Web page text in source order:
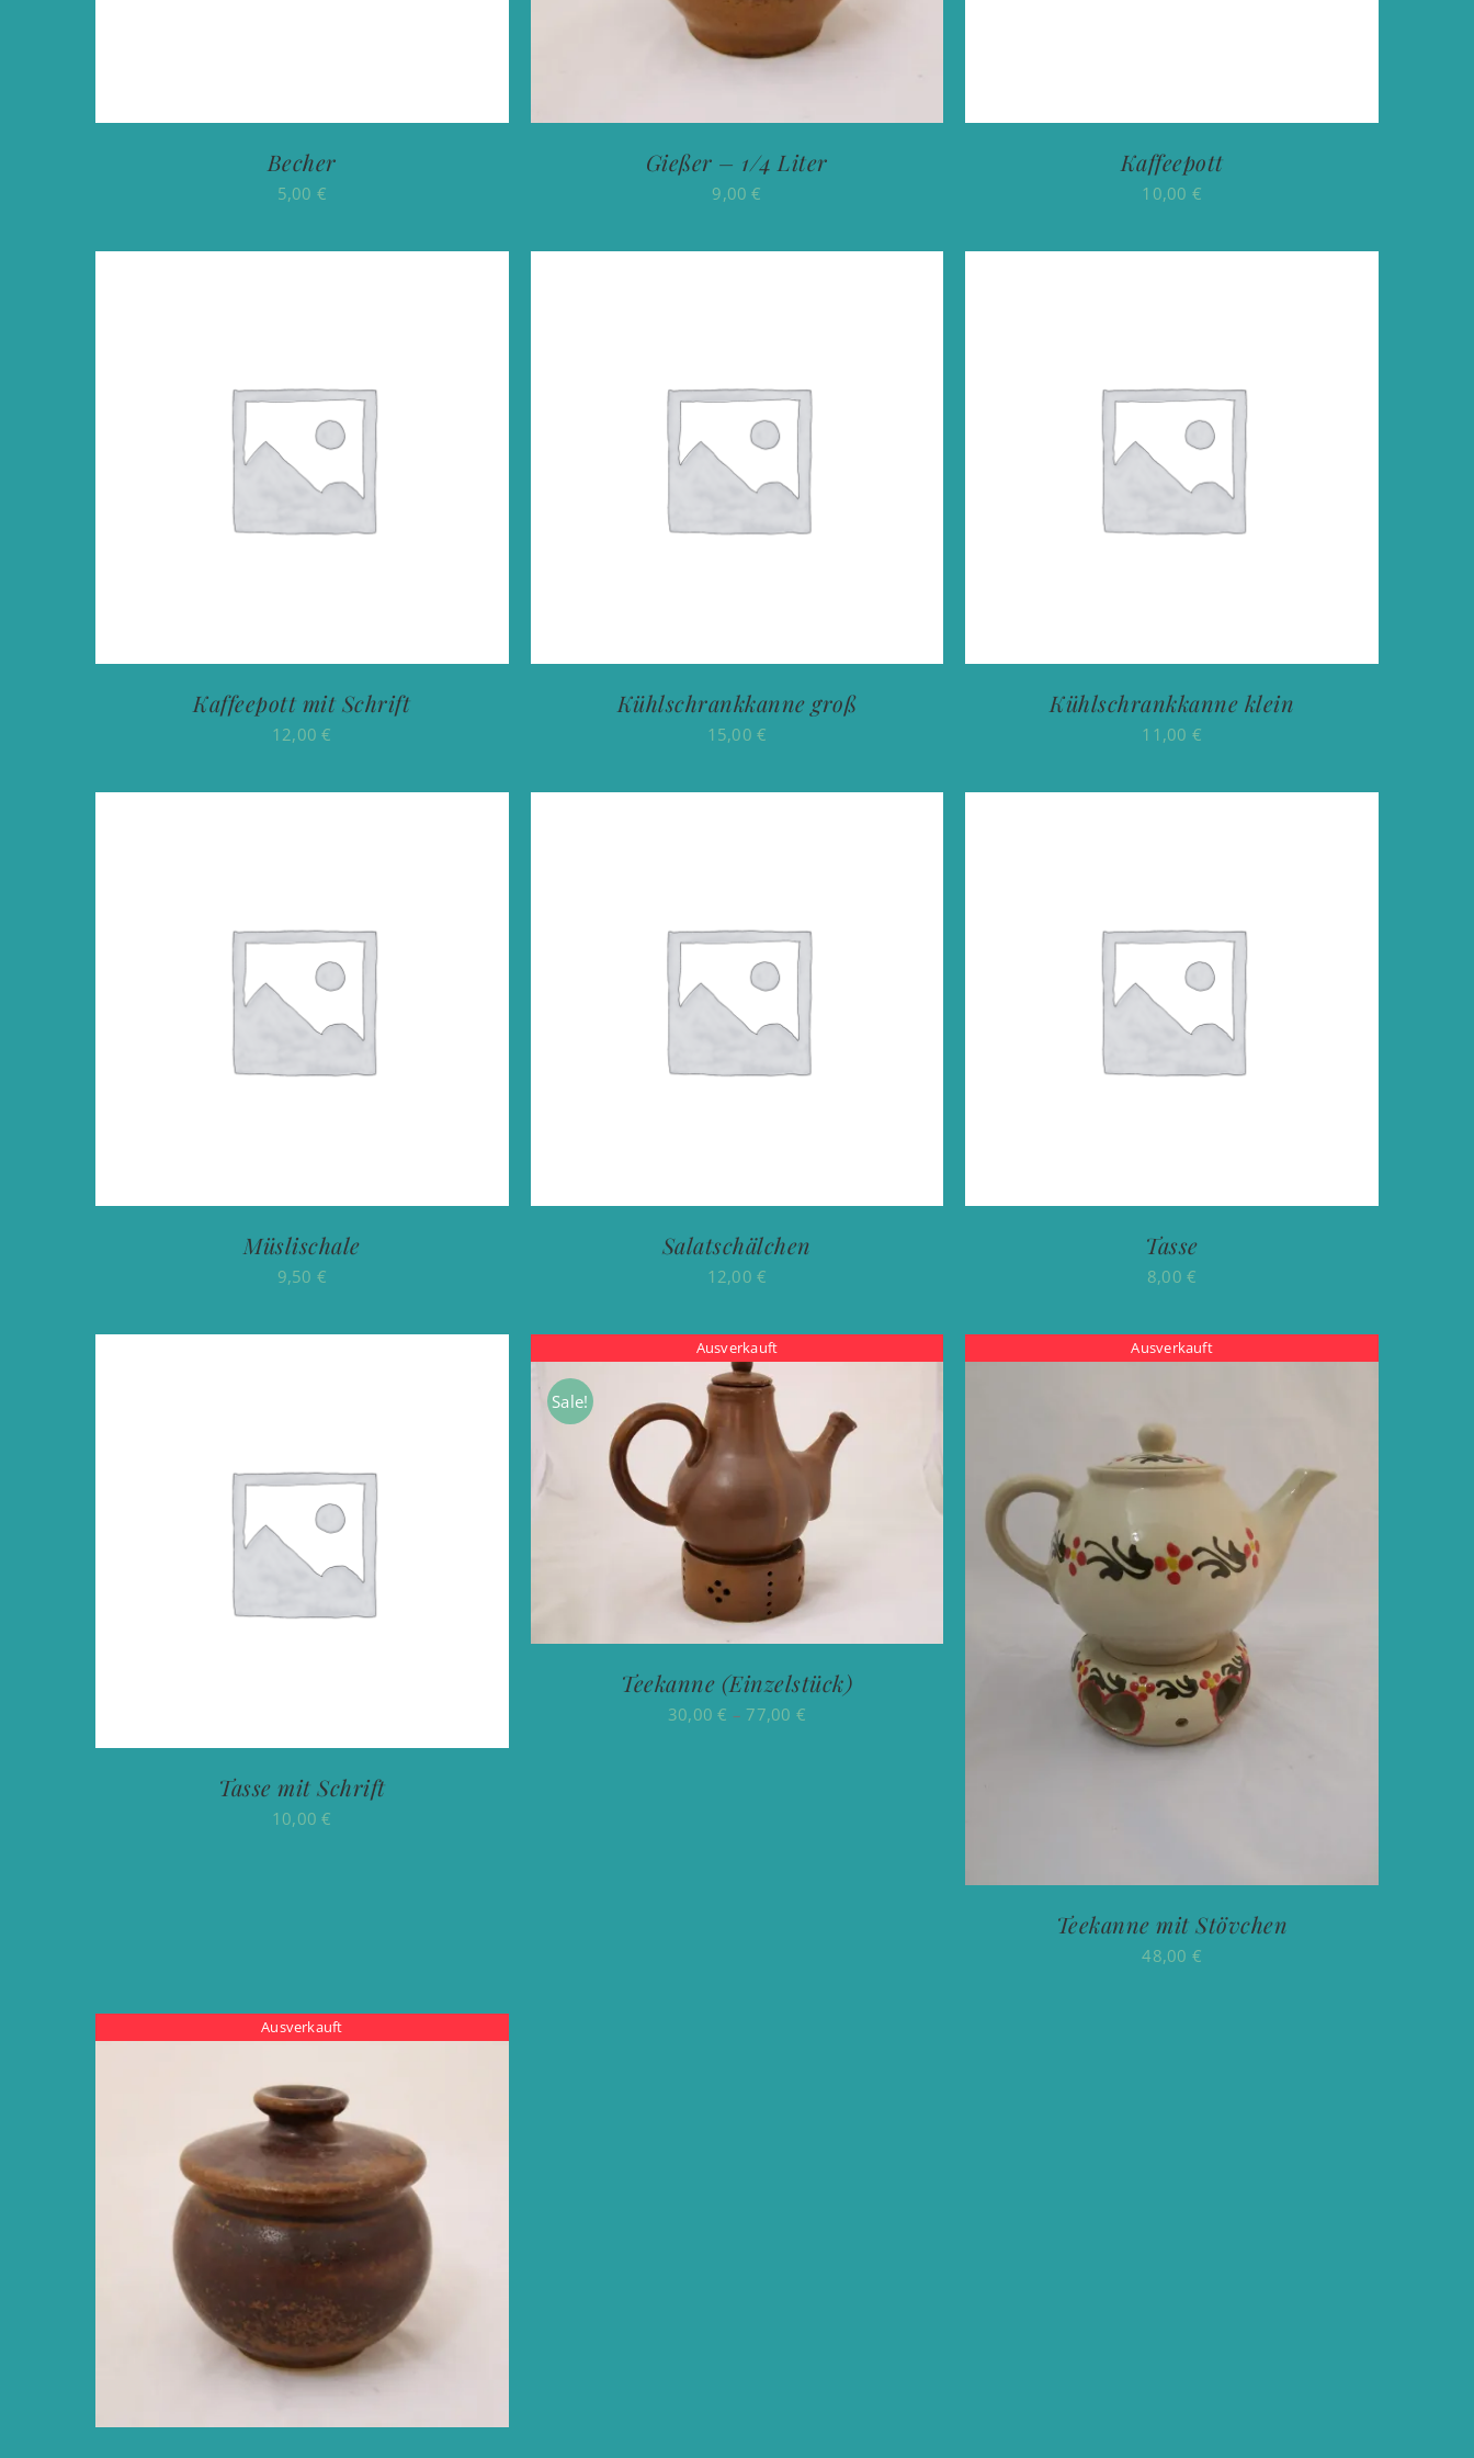
Becher
5,00 €
Gießer – 1/4 Liter
9,00€
Kaffeepott
10,00 €
Kaffeepott mit Schrift
12,00€
Kühlschrankkanne groß
15,00€
Kühlschrankkanne klein
11,00 €
Müslischale
9,50 €
Salatschälchen
12,00€
Tasse
8,00€
Tasse mit Schrift
10,00€
Ausverkauft
Sale!
Teekanne (Einzelstück)
30,00€ – 77,00 €Preisspanne:
Ausverkauft
Teekanne mit Stövchen
48,00 €
Ausverkauft